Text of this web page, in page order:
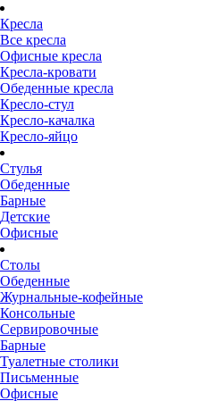
Кресла
Все кресла
Офисные кресла
Кресла-кровати
Обеденные кресла
Кресло-стул
Кресло-качалка
Кресло-яйцо
Стулья
Обеденные
Барные
Детские
Офисные
Столы
Обеденные
Журнальные-кофейные
Консольные
Сервировочные
Барные
Туалетные столики
Письменные
Офисные